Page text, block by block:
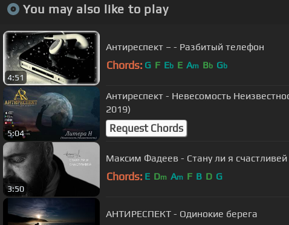
You may also like to play
4:51
Антиреспект – - Разбитый телефон
Chords: G F Eb E Am Bb Gb
5:04
Антиреспект - Невесомость Неизвестности (альбом
2019)
Request Chords
3:50
Максим Фадеев - Стану ли я
Chords: E Dm Am F B D G
АНТИРЕСПЕКТ - Одинокие берега